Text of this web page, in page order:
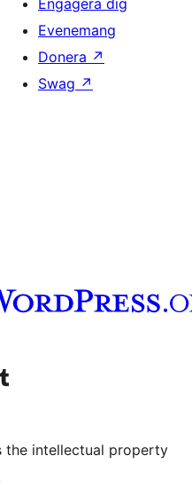
Evenemang
Donera ↗
Swag ↗
kanal
Besök vårt Tumblr-konto
the intellectual property